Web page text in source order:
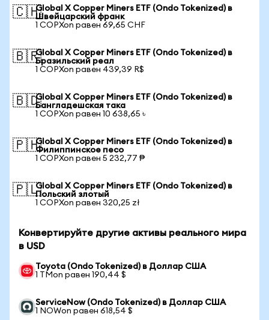
🇨🇭Global X Copper Miners ETF (Ondo Tokenized) в
Швейцарский франк
1 COPXon равен 69,65 CHF
🇧🇷Global X Copper Miners ETF (Ondo Tokenized) в
Бразильский реал
1 COPXon равен 439,39 R$
🇧🇩Global X Copper Miners ETF (Ondo Tokenized) в
Бангладешская така
1 COPXon равен 10 638,65 ৳
🇵🇭Global X Copper Miners ETF (Ondo Tokenized) в
Филиппинское песо
1 COPXon равен 5 232,77 ₱
🇵🇱Global X Copper Miners ETF (Ondo Tokenized) в
Польский злотый
1 COPXon равен 320,25 zł
Конвертируйте другие активы реального мира
в USD
Toyota (Ondo Tokenized) в Доллар США
1 TMon равен 190,44 $
ServiceNow (Ondo Tokenized) в Доллар США
1 NOWon равен 618,54 $